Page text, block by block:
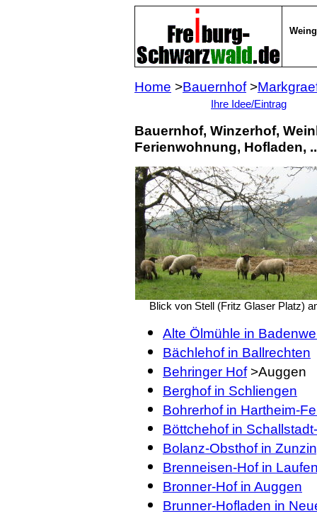
Home >Bauernhof>
Ihre Idee/Eintrag
Bauernhof, Winzerhof,
Ferienwohnung, Hofladen,
Blick von Stell (Fritz Glaser Platz)
Alte Ölmühle in
Bächlehof in Ballrechten
Behringer Hof>Auggen
Berghof in Schliengen
Bohrerhof in Hartheim-
Böttchehof in
Bolanz-Obsthof in
Brenneisen-Hof in
Bronner-Hof in Auggen
Brunner-Hofladen in